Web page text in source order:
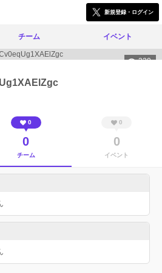
新規登録・ログイン
チーム イベント
220
0
0
チーム
0
0
イベント